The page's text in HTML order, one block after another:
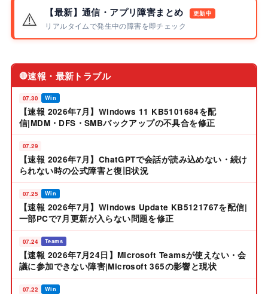
⚠️ 【最新】通信・アプリ障害まとめ 更新中
リアルタイムで発生中の障害を即チェック
🔴速報・最新トラブル
07.30 Win
【速報 2026年7月】Windows 11 KB5101684を配
信|MDM・DFS・SMBバックアップの不具合を修正
07.29
【速報 2026年7月】ChatGPTで会話が読み込めない・続け
られない時の公式障害と復旧状況
07.25 Win
【速報 2026年7月】Windows Update KB5121767を配信|
一部PCで7月更新が入らない問題を修正
07.24 Teams
【速報 2026年7月24日】Microsoft Teamsが使えない・会
議に参加できない障害|Microsoft 365の影響と現状
07.22 Win